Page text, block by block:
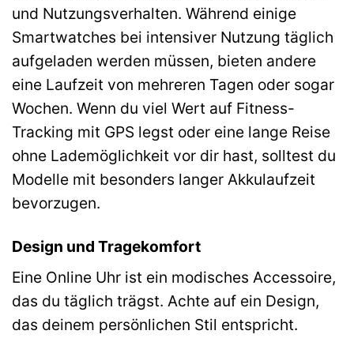
und Nutzungsverhalten. Während einige
Smartwatches bei intensiver Nutzung täglich
aufgeladen werden müssen, bieten andere
eine Laufzeit von mehreren Tagen oder sogar
Wochen. Wenn du viel Wert auf Fitness-
Tracking mit GPS legst oder eine lange Reise
ohne Lademöglichkeit vor dir hast, solltest du
Modelle mit besonders langer Akkulaufzeit
bevorzugen.
Design und Tragekomfort
Eine Online Uhr ist ein modisches Accessoire,
das du täglich trägst. Achte auf ein Design,
das deinem persönlichen Stil entspricht.